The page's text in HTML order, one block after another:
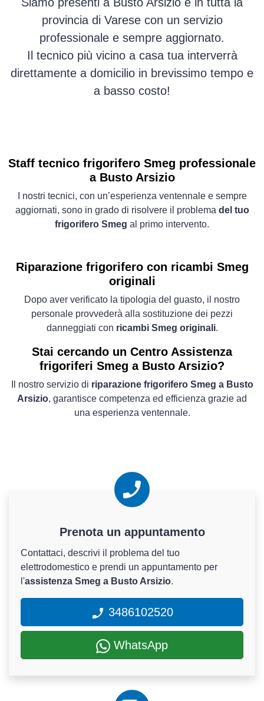
provincia di Varese con un servizio
professionale e sempre aggiornato.
Il tecnico più vicino a casa tua interverrà
direttamente a domicilio in brevissimo tempo e
a basso costo!
Staff tecnico frigorifero Smeg professionale
a Busto Arsizio
I nostri tecnici, con un’esperienza ventennale e sempre
aggiornati, sono in grado di risolvere il problema del tuo
frigorifero Smeg al primo intervento.
Riparazione frigorifero con ricambi Smeg
originali
Dopo aver verificato la tipologia del guasto, il nostro
personale provvederà alla sostituzione dei pezzi
danneggiati con ricambi Smeg originali.
Stai cercando un Centro Assistenza
frigoriferi Smeg a Busto Arsizio?
Il nostro servizio di riparazione frigorifero Smeg a Busto
Arsizio, garantisce competenza ed efficienza grazie ad
una esperienza ventennale.
Prenota un appuntamento
Contattaci, descrivi il problema del tuo
elettrodomestico e prendi un appuntamento per
l'assistenza Smeg a Busto Arsizio.
3486102520
WhatsApp